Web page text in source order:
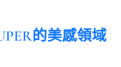
的美感領域